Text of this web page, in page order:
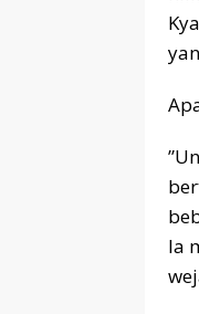
Ia